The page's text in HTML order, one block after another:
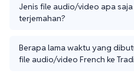
Jenis file audio/video apa
terjemahan?
Berapa lama waktu yang
file audio/video French ke